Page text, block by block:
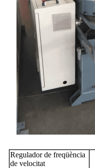
Regulador de freqüència
de velocitat